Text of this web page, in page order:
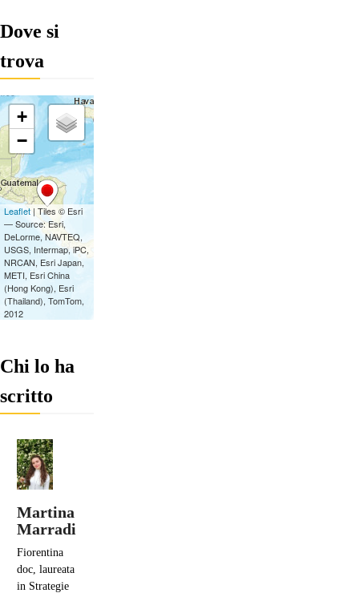
Dove si
trova
Chi lo ha
scritto
Martina
Marradi
Fiorentina
doc, laureata
in Strategie